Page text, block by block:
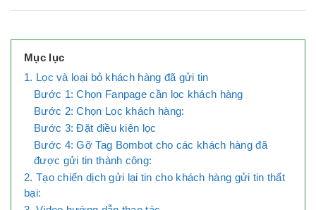
Mục lục
1. Lọc và loại bỏ khách hàng đã gửi tin
Bước 1: Chọn Fanpage cần lọc khách hàng
Bước 2: Chọn Lọc khách hàng:
Bước 3: Đặt điều kiện lọc
Bước 4: Gỡ Tag Bombot cho các khách hàng đã
được gửi tin thành công:
2. Tạo chiến dịch gửi lại tin cho khách hàng gửi tin thất
bại: